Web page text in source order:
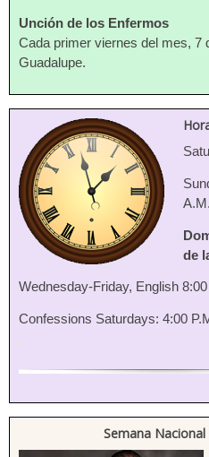
Unción de los Enfermos
Cada primer viernes del mes, 7
Guadalupe.
A.M.
de
Wednesday-Friday, English
Confessions Saturdays: 4:00
.
Semana